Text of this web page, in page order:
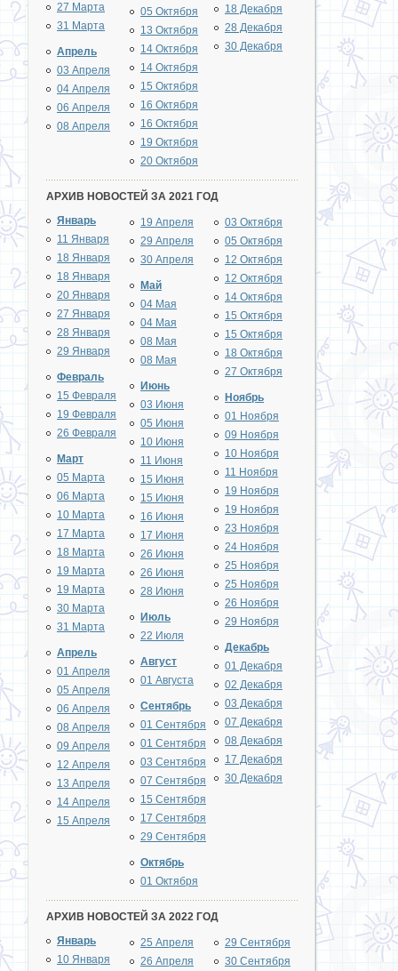
27 Марта
31 Марта
Апрель
03 Апреля
04 Апреля
06 Апреля
08 Апреля
05 Октября
13 Октября
14 Октября
14 Октября
15 Октября
16 Октября
16 Октября
19 Октября
20 Октября
18 Декабря
28 Декабря
30 Декабря
АРХИВ НОВОСТЕЙ ЗА 2021 ГОД
Январь
11 Января
18 Января
18 Января
20 Января
27 Января
28 Января
29 Января
Февраль
15 Февраля
19 Февраля
26 Февраля
Март
05 Марта
06 Марта
10 Марта
17 Марта
18 Марта
19 Марта
19 Марта
30 Марта
31 Марта
Апрель
01 Апреля
05 Апреля
06 Апреля
08 Апреля
09 Апреля
12 Апреля
13 Апреля
14 Апреля
15 Апреля
19 Апреля
29 Апреля
30 Апреля
Май
04 Мая
04 Мая
08 Мая
08 Мая
Июнь
03 Июня
05 Июня
10 Июня
11 Июня
15 Июня
15 Июня
16 Июня
17 Июня
26 Июня
26 Июня
28 Июня
Июль
22 Июля
Август
01 Августа
Сентябрь
01 Сентября
01 Сентября
03 Сентября
07 Сентября
15 Сентября
17 Сентября
29 Сентября
Октябрь
01 Октября
03 Октября
05 Октября
12 Октября
12 Октября
14 Октября
15 Октября
15 Октября
18 Октября
27 Октября
Ноябрь
01 Ноября
09 Ноября
10 Ноября
11 Ноября
19 Ноября
19 Ноября
23 Ноября
24 Ноября
25 Ноября
25 Ноября
26 Ноября
29 Ноября
Декабрь
01 Декабря
02 Декабря
03 Декабря
07 Декабря
08 Декабря
17 Декабря
30 Декабря
АРХИВ НОВОСТЕЙ ЗА 2022 ГОД
Январь
10 Января
25 Апреля
26 Апреля
29 Сентября
30 Сентября